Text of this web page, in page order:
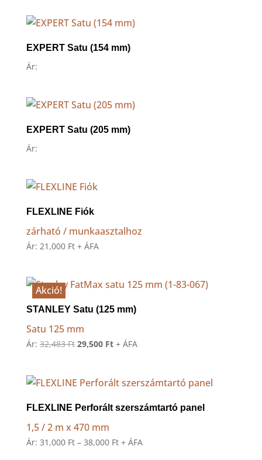
EXPERT Satu (154 mm)
Ár:
EXPERT Satu (205 mm)
Ár:
FLEXLINE Fiók
zárható / munkaasztalhoz
Ár: 21,000 Ft + ÁFA
Akció!
STANLEY Satu (125 mm)
Satu 125 mm
Ár: 32,483Ft Original
32,483 Ft.
29,500 FtCurrent
29,500 Ft.
+ ÁFA
FLEXLINE Perforált szerszámtartó panel
1,5 / 2 m x 470 mm
Ár: 31,000 Ft – 38,000 FtÁrtartomány:
+ ÁFA